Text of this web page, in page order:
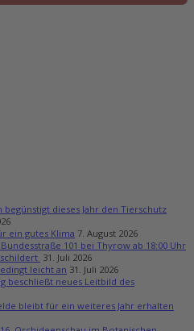
dieses Jahr den Tierschutz
ein gutes Klima 7. August 2026
101 bei Thyrow ab 18:00 Uhr
31. Juli 2026
leicht an 31. Juli 2026
beschließt neues Leitbild des
bleibt für ein weiteres Jahr erhalten